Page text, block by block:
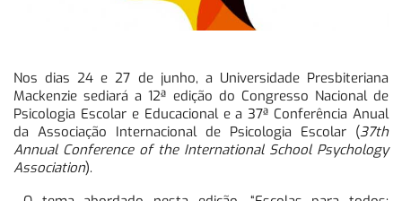
Nos dias 24 e 27 de junho, a Universidade Presbiteriana
Mackenzie sediará a 12ª edição do Congresso Nacional de
Psicologia Escolar e Educacional e a 37ª Conferência Anual
da Associação Internacional de Psicologia Escolar (37th
Annual Conference of the International School Psychology
Association).